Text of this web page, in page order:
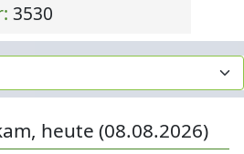
3530
heute (08.08.2026)